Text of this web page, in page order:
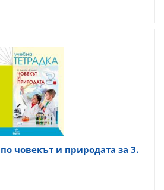
човекът и природата за 3.